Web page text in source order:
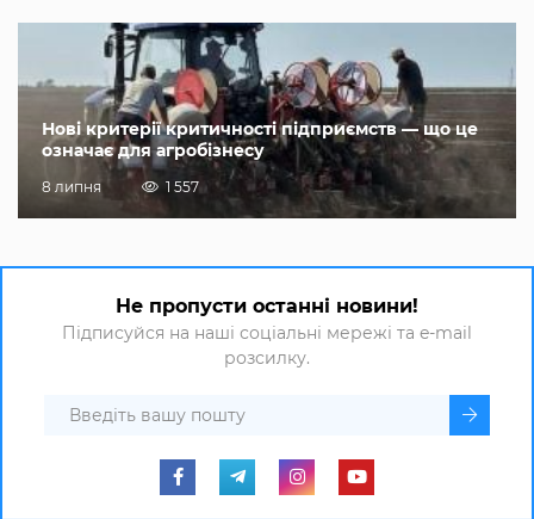
Нові критерії критичності підприємств — що це
означає для агробізнесу
8 липня 1 557
Не пропусти останні новини!
Підписуйся на наші соціальні мережі та e-mail
розсилку.